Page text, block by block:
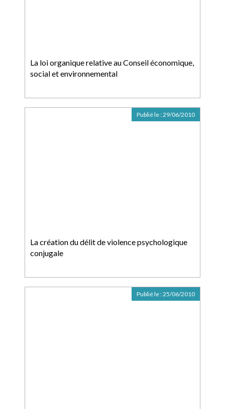
La loi organique relative au Conseil économique,
social et environnemental
La création du délit de violence psychologique
conjugale
Publié le :29/06/2010
Publié le :25/06/2010